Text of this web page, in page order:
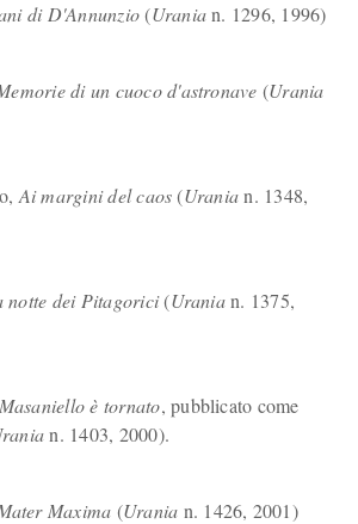
di D'Annunzio(Uranian. 1296, 1996)
di un cuoco d'astronave (Urania
Ai margini del caos(Uranian. 1348,
notte dei Pitagorici(Uranian. 1375,
Masaniello è tornato, pubblicato come
n. 1403, 2000).
Maxima (Urania n. 1426, 2001)